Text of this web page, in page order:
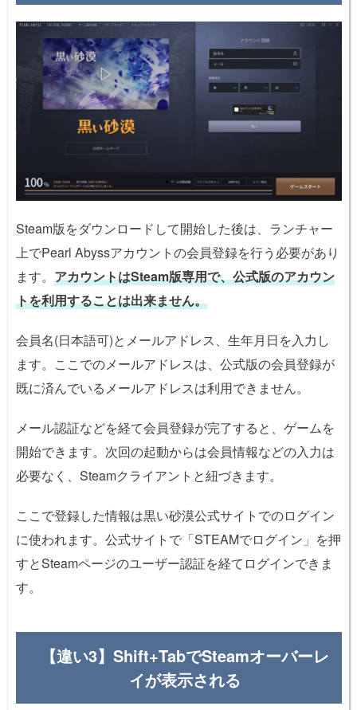
Steam版をダウンロードして開始した後は、ランチャー
上でPearl Abyssアカウントの会員登録を行う必要があり
ます。 アカウントはSteam版専用で、公式版のアカウン
トを利用することは出来ません。
会員名(日本語可)とメールアドレス、生年月日を入力し
ます。ここでのメールアドレスは、公式版の会員登録が
既に済んでいるメールアドレスは利用できません。
メール認証などを経て会員登録が完了すると、ゲームを
開始できます。次回の起動からは会員情報などの入力は
必要なく、Steamクライアントと紐づきます。
ここで登録した情報は黒い砂漠公式サイトでのログイン
に使われます。公式サイトで「STEAMでログイン」を押
すとSteamページのユーザー認証を経てログインできま
す。
【違い3】Shift+TabでSteamオーバーレ
イが表示される